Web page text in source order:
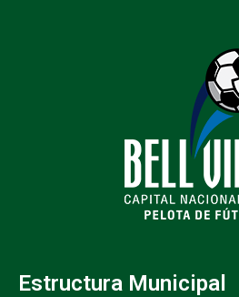
Estructura Municipal